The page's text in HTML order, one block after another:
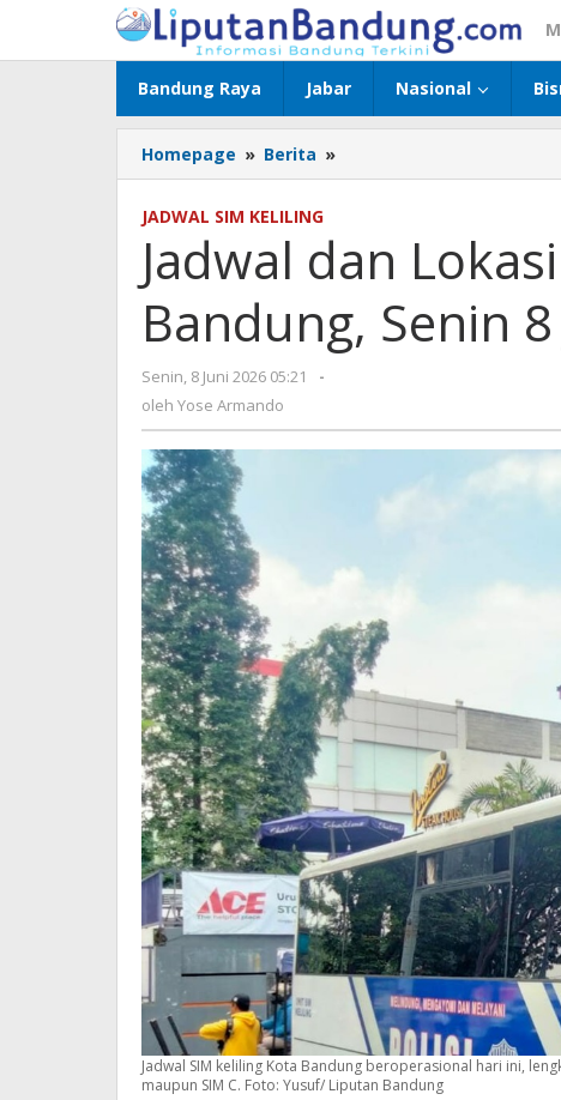
konten
Bandung Raya Jabar Nasional
Homepage » Berita »
dan
Keliling
Kota
Bandung,
Senin
8
JADWAL SIM KELILING
Jadwal dan
Bandung, Senin
Senin, 8 Juni 2026 05:21
oleh
-
oleh Yose Armando
Jadwal SIM keliling Kota Bandung beroperasional hari ini,
maupun SIM C. Foto: Yusuf/ Liputan Bandung